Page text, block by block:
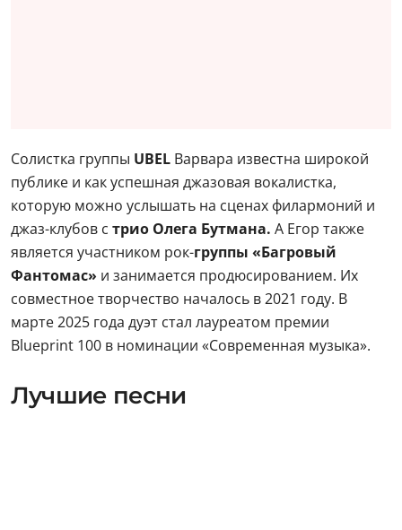
Солистка группы UBEL Варвара известна широкой
публике и как успешная джазовая вокалистка,
которую можно услышать на сценах филармоний и
джаз-клубов с трио Олега Бутмана. А Егор также
является участником рок-группы «Багровый
Фантомас» и занимается продюсированием. Их
совместное творчество началось в 2021 году. В
марте 2025 года дуэт стал лауреатом премии
Blueprint 100 в номинации «Современная музыка».
Лучшие песни